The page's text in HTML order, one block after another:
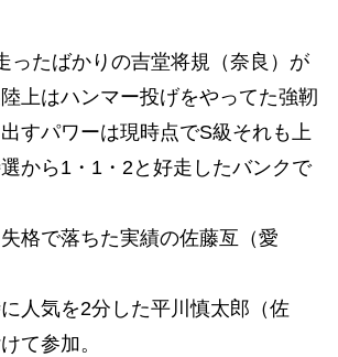
ったばかりの吉堂将規（奈良）が
上はハンマー投げをやってた強靭
すパワーは現時点でS級それも上
から1・1・2と好走したバンクで
格で落ちた実績の佐藤亙（愛
人気を2分した平川慎太郎（佐
て参加。